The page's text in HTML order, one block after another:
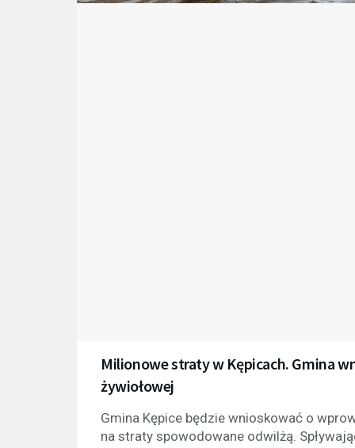
Milionowe straty w Kępicach. Gmina
żywiołowej
Gmina Kępice będzie wnioskować o
na straty spowodowane odwilżą.